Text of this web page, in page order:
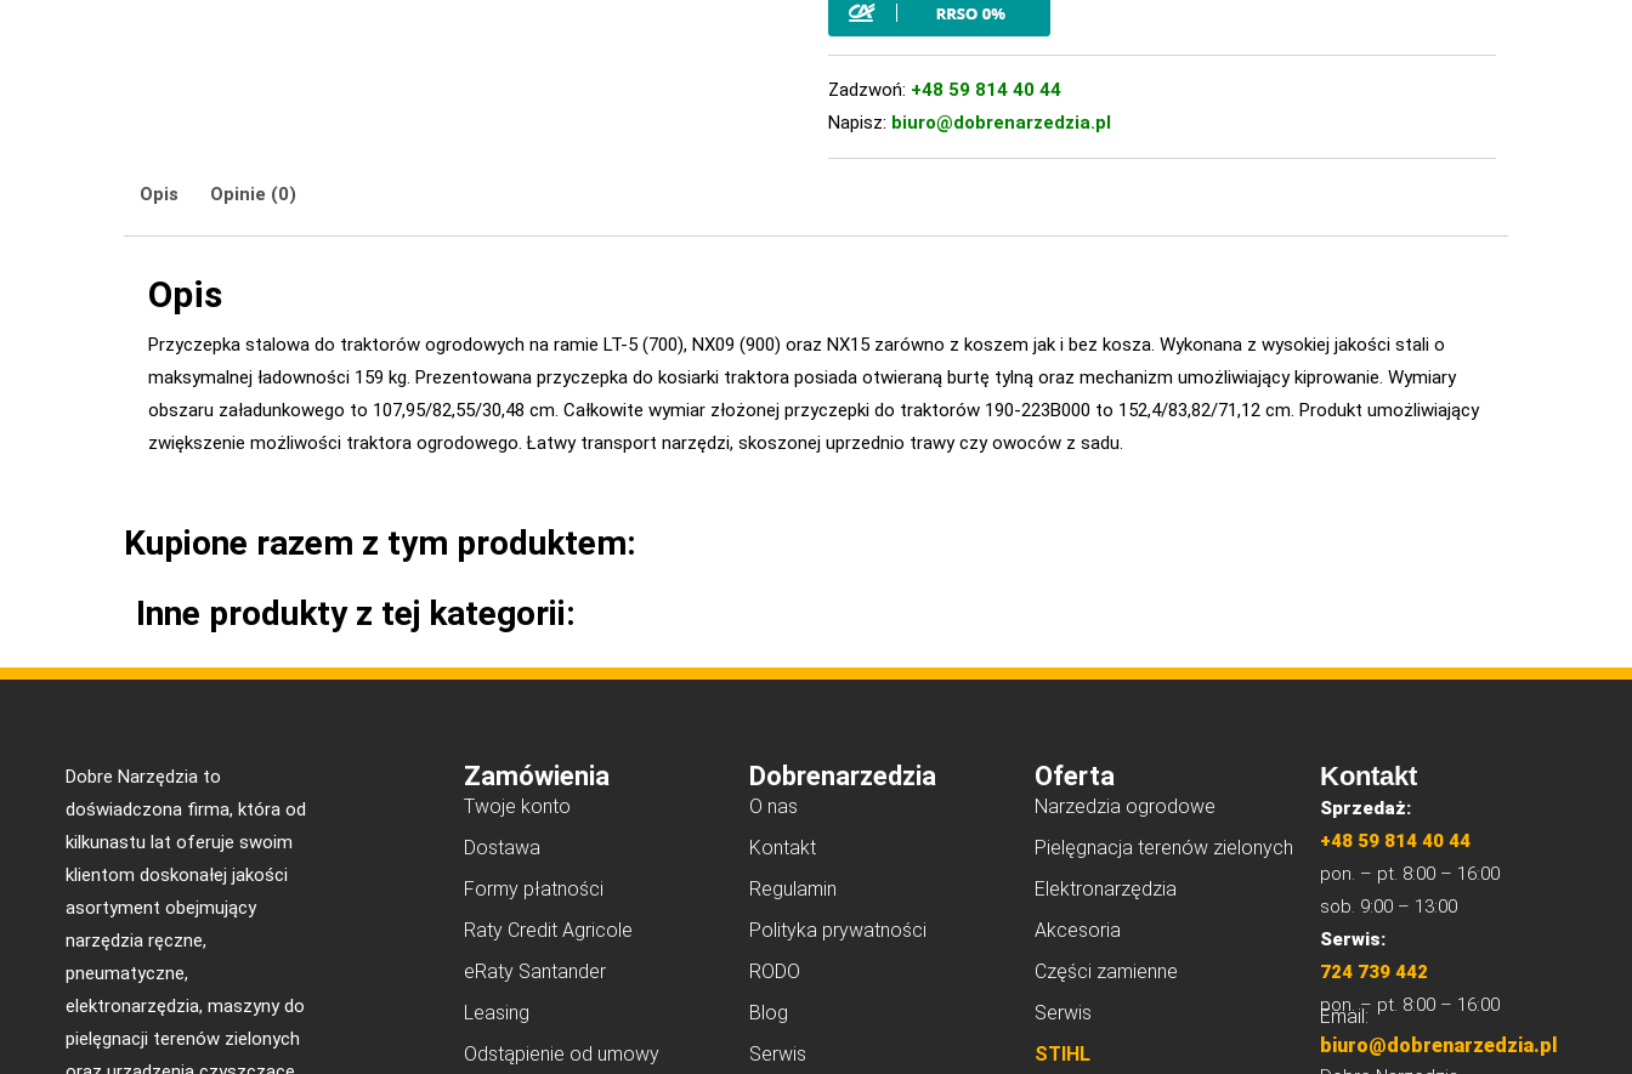
Zadzwoń: +48 59 814 40 44
Napisz: biuro@dobrenarzedzia.pl
Opis Opinie (0)
Opis
Przyczepka stalowa do traktorów ogrodowych na ramie LT-5 (700), NX09 (900) oraz NX15 zarówno z koszem jak i bez kosza. Wykonana z wysokiej jakości stali o
maksymalnej ładowności 159 kg. Prezentowana przyczepka do kosiarki traktora posiada otwieraną burtę tylną oraz mechanizm umożliwiający kiprowanie. Wymiary
obszaru załadunkowego to 107,95/82,55/30,48 cm. Całkowite wymiar złożonej przyczepki do traktorów 190-223B000 to 152,4/83,82/71,12 cm. Produkt umożliwiający
zwiększenie możliwości traktora ogrodowego. Łatwy transport narzędzi, skoszonej uprzednio trawy czy owoców z sadu.
Kupione razem z tym produktem:
Inne produkty z tej kategorii:
Dobre Narzędzia to
doświadczona firma, która od
kilkunastu lat oferuje swoim
klientom doskonałej jakości
asortyment obejmujący
narzędzia ręczne,
pneumatyczne,
elektronarzędzia, maszyny do
pielęgnacji terenów zielonych
Zamówienia
Twoje konto
Dostawa
Formy płatności
Raty Credit Agricole
eRaty Santander
Leasing
Odstąpienie od umowy
Dobrenarzedzia
O nas
Kontakt
Regulamin
Polityka prywatności
RODO
Blog
Serwis
Oferta
Narzedzia ogrodowe
Pielęgnacja terenów zielonych
Elektronarzędzia
Akcesoria
Części zamienne
Serwis
STIHL
Kontakt
Sprzedaż:
+48 59 814 40 44
pon. – pt. 8:00 – 16:00
sob. 9:00 – 13:00
Serwis:
724 739 442
pon. – pt. 8:00 – 16:00
Email:
biuro@dobrenarzedzia.pl